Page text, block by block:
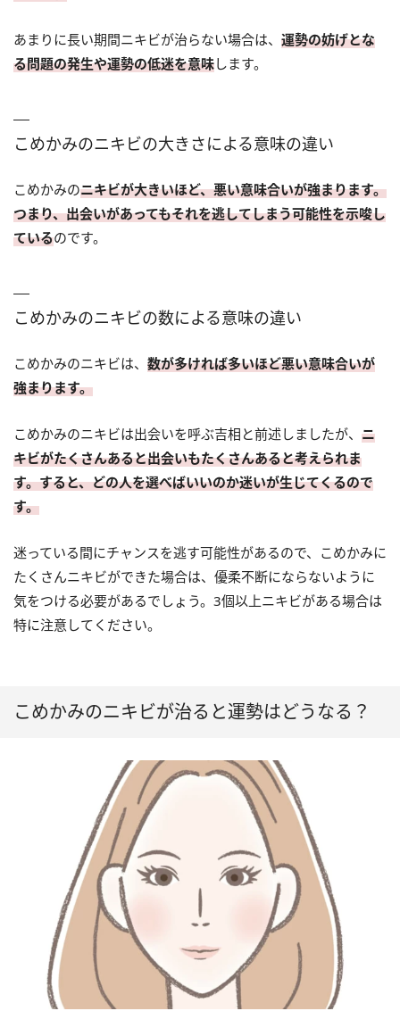
あまりに長い期間ニキビが治らない場合は、 運勢の妨げとな
る問題の発生や運勢の低迷を意味します。
こめかみのニキビの大きさによる意味の違い
こめかみのニキビが大きいほど、悪い意味合いが強まります。
つまり、出会いがあってもそれを逃してしまう可能性を示唆し
ているのです。
こめかみのニキビの数による意味の違い
こめかみのニキビは、 数が多ければ多いほど悪い意味合いが
強まります。
こめかみのニキビは出会いを呼ぶ吉相と前述しましたが、 ニ
キビがたくさんあると出会いもたくさんあると考えられま
す。すると、どの人を選べばいいのか迷いが生じてくるので
す。
迷っている間にチャンスを逃す可能性があるので、こめかみに
たくさんニキビができた場合は、優柔不断にならないように
気をつける必要があるでしょう。3個以上ニキビがある場合は
特に注意してください。
こめかみのニキビが治ると運勢はどうなる？